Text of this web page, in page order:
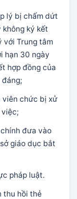
lý bị chấm dứt
ký kết
với Trung tâm
hạn 30 ngày
hợp đồng của
đáng;
viên chức bị xử
đưa vào
giáo dục bắt
pháp luật.
thu hồi thẻ